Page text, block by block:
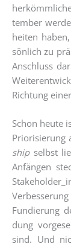
tem­ber
hei­ten
sön­lich zu
Anschluss
Rich­tung
Schon heu­te
Prio­ri­sie­rung
shipselbst
Anfän­gen
Fun­die­rung
dung
sind. Und